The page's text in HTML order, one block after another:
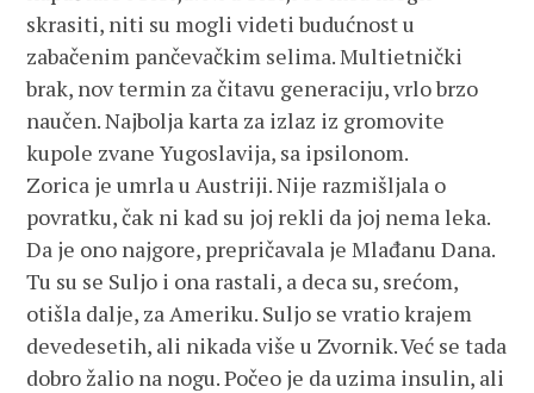
skrasiti, niti su mogli videti budućnost u
zabačenim pančevačkim selima. Multietnički
brak, nov termin za čitavu generaciju, vrlo brzo
naučen. Najbolja karta za izlaz iz gromovite
kupole zvane Yugoslavija, sa ipsilonom.
Zorica je umrla u Austriji. Nije razmišljala o
povratku, čak ni kad su joj rekli da joj nema leka.
Da je ono najgore, prepričavala je Mlađanu Dana.
Tu su se Suljo i ona rastali, a deca su, srećom,
otišla dalje, za Ameriku. Suljo se vratio krajem
devedesetih, ali nikada više u Zvornik. Već se tada
dobro žalio na nogu. Počeo je da uzima insulin, ali